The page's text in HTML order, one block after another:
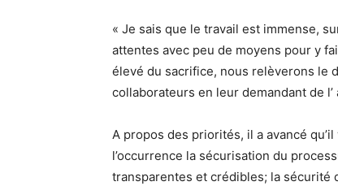
« Je sais que le travail est immense,
attentes avec peu de moyens pour y
élevé du sacrifice, nous relèverons le
collaborateurs en leur demandant de l’
A propos des priorités, il a avancé
l’occurrence la sécurisation du
transparentes et crédibles; la sécurité